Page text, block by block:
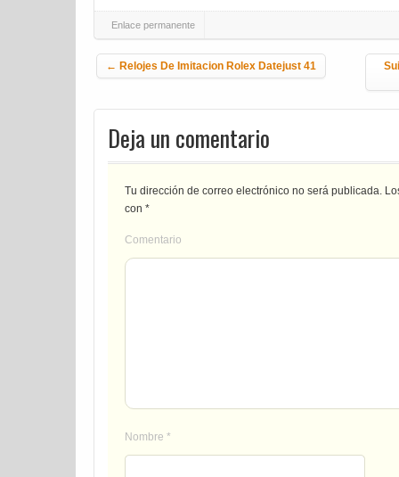
Enlace permanente
Navegación de la entrada
← Relojes De Imitacion Rolex Datejust 41
Deja un comentario
Tu dirección de correo electrónico no será publicada.
con *
Comentario
Nombre *